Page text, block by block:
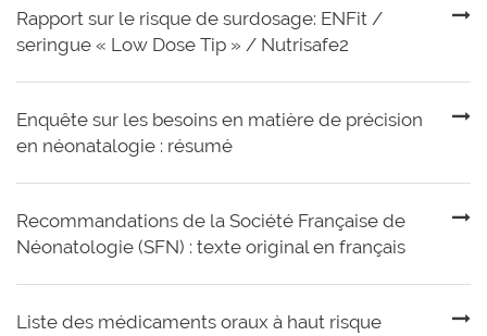
Rapport sur le risque de surdosage: ENFit /
seringue « Low Dose Tip » / Nutrisafe2
Enquête sur les besoins en matière de précision
en néonatalogie : résumé
Recommandations de la Société Française de
Néonatologie (SFN) : texte original en français
Liste des médicaments oraux à haut risque